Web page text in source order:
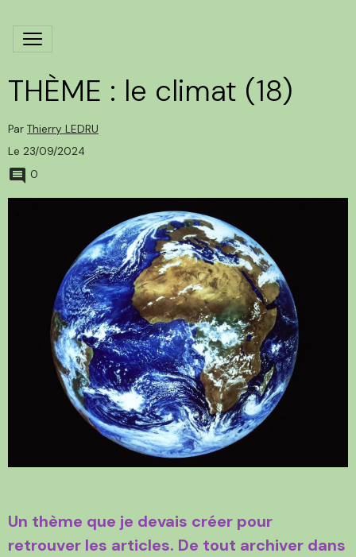
THÈME : le climat (18)
Par Thierry LEDRU
Le 23/09/2024
0
Un thème que je devais créer pour
retrouver les articles. De tout archiver dans